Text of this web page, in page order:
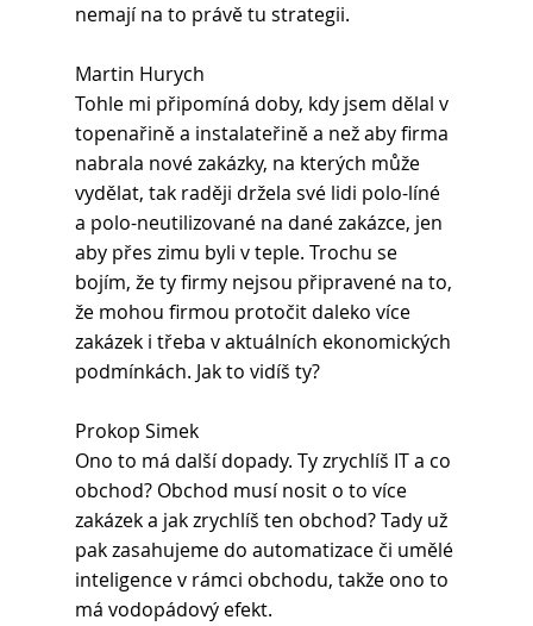
nemají na to právě tu strategii.
Martin Hurych
Tohle mi připomíná doby, kdy jsem dělal v
topenařině a instalateřině a než aby firma
nabrala nové zakázky, na kterých může
vydělat, tak raději držela své lidi polo-líné
a polo-neutilizované na dané zakázce, jen
aby přes zimu byli v teple. Trochu se
bojím, že ty firmy nejsou připravené na to,
že mohou firmou protočit daleko více
zakázek i třeba v aktuálních ekonomických
podmínkách. Jak to vidíš ty?
Prokop Simek
Ono to má další dopady. Ty zrychlíš IT a co
obchod? Obchod musí nosit o to více
zakázek a jak zrychlíš ten obchod? Tady už
pak zasahujeme do automatizace či umělé
inteligence v rámci obchodu, takže ono to
má vodopádový efekt.